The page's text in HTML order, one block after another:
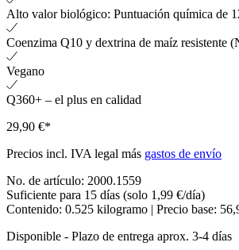
Alto valor biológico: Puntuación química de
Coenzima Q10 y dextrina de maíz resistente
Vegano
Q360+ – el plus en calidad
29,90 €*
Precios incl. IVA legal más gastos de envío
No. de artículo: 2000.1559
Suficiente para 15 días (solo 1,99 €/día)
Contenido: 0.525 kilogramo | Precio base:
Disponible - Plazo de entrega aprox. 3-4 días